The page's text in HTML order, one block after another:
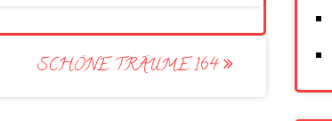
SCHÖNE TRÄUME 164